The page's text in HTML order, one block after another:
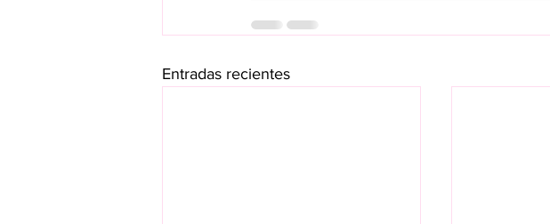
Entradas recientes